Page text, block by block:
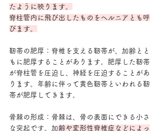
たように映ります。
脊柱管内に飛び出したものをヘルニアとも呼
びます。
靭帯の肥厚：脊椎を支える靭帯が、加齢とと
もに肥厚することがあります。肥厚した靭帯
が脊柱管を圧迫し、神経を圧迫することがあ
ります。年齢に伴って黄色靭帯といわれる靭
帯が肥厚してきます。
骨棘の形成：骨棘は、骨の表面にできる小さ
な突起です。加齢や変形性脊椎症などによっ